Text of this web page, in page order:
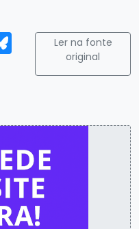
BlueskyLer na fonte
original